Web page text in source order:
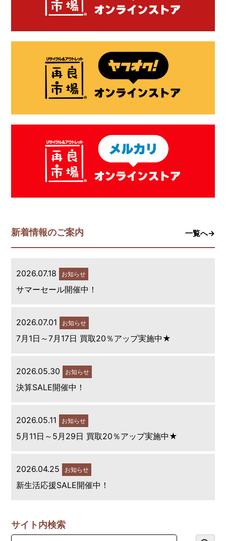
新着情報のご案内 一覧へ→
2026.07.18 お知らせ
サマーセール開催中！
2026.07.01 お知らせ
7月1日～7月17日 買取20％アップ実施中★
2026.05.30 お知らせ
決算SALE開催中！
2026.05.11 お知らせ
5月11日～5月29日 買取20％アップ実施中★
2026.04.25 お知らせ
新生活応援SALE開催中！
サイト内検索